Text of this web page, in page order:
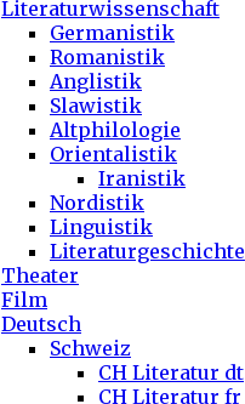
Literaturwissenschaft
Germanistik
Romanistik
Anglistik
Slawistik
Altphilologie
Orientalistik
Iranistik
Nordistik
Linguistik
Literaturgeschichte
Theater
Film
Deutsch
Schweiz
CH Literatur dt
CH Literatur fr